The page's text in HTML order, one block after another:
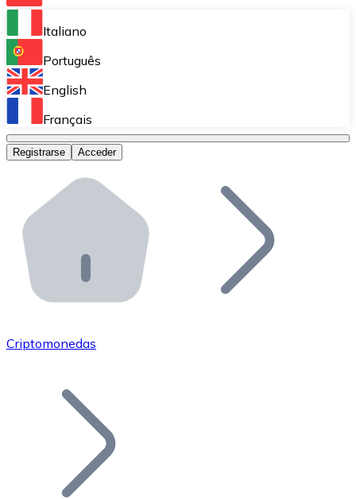
Bitnovo Ramp
Integra nuestra solución en tu plataforma.
Bitnovo Giftcards
Bitnovo OTC
Bitnovo ATM
Integra un ATM Bitnovo en tu negocio y permite que
Bitnovo API
Integra nuestra API en tu ecosistema.
Únete a nuestra red de distribuidores.
Añade tu proyecto a nuestro ecosistema.
Italiano
Português
English
Français
Registrarse Acceder
Criptomonedas